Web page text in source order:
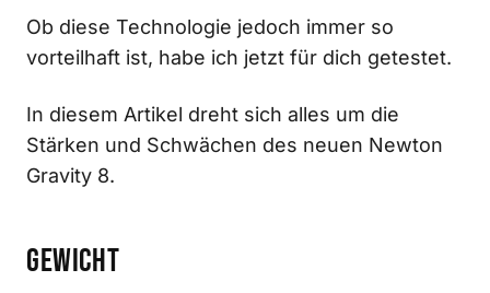
Ob diese Technologie jedoch immer so
vorteilhaft ist, habe ich jetzt für dich getestet.
In diesem Artikel dreht sich alles um die
Stärken und Schwächen des neuen Newton
Gravity 8.
Gewicht